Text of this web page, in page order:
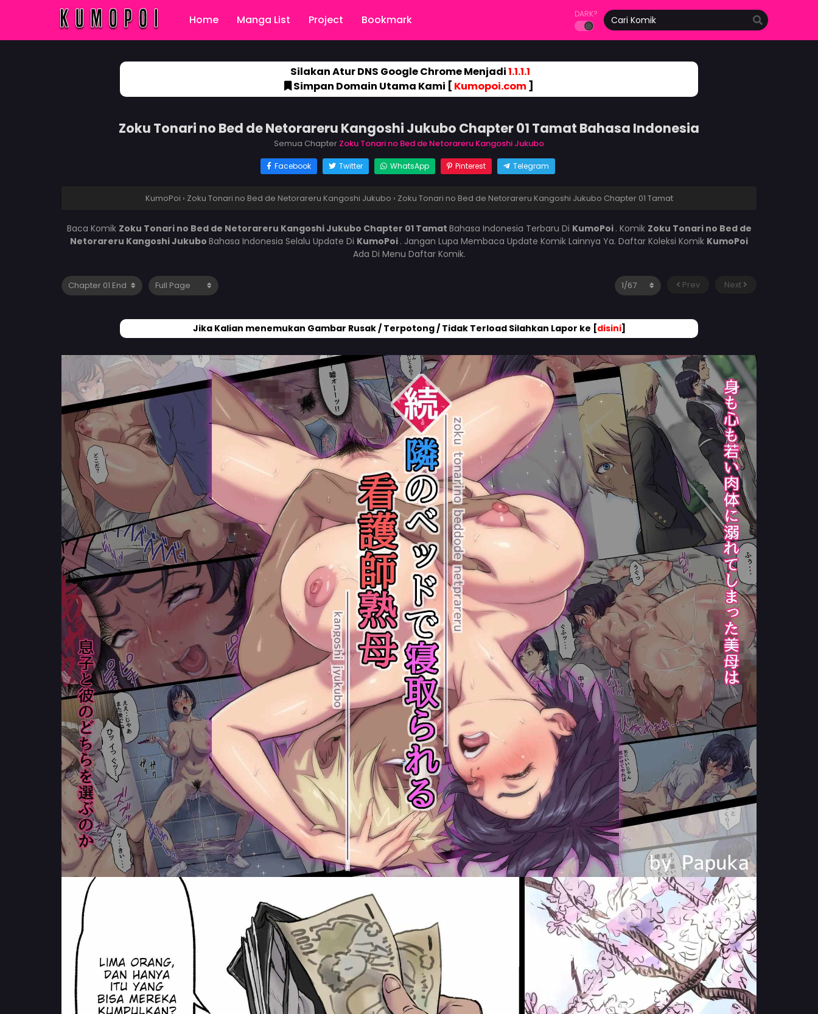
Home Manga List Project Bookmark DARK?
Silakan Atur DNS Google Chrome Menjadi1.1.1.1
Simpan Domain Utama Kami [ Kumopoi.com]
Zoku Tonari no Bed de Netorareru Kangoshi Jukubo Chapter 01 Tamat Bahasa Indonesia
Semua Chapter Zoku Tonari no Bed de Netorareru Kangoshi Jukubo
Facebook Twitter WhatsApp Pinterest Telegram
KumoPoi › Zoku Tonari no Bed de Netorareru Kangoshi Jukubo › Zoku Tonari no Bed de Netorareru Kangoshi Jukubo Chapter 01 Tamat
Baca Komik Zoku Tonari no Bed de Netorareru Kangoshi Jukubo Chapter 01 Tamat Bahasa Indonesia Terbaru Di KumoPoi . Komik Zoku Tonari no Bed de
Netorareru Kangoshi Jukubo Bahasa Indonesia Selalu Update Di KumoPoi . Jangan Lupa Membaca Update Komik Lainnya Ya. Daftar Koleksi Komik KumoPoi
Ada Di Menu Daftar Komik.
Prev Next
Jika Kalian menemukan Gambar Rusak / Terpotong / Tidak Terload Silahkan Lapor ke [disini]